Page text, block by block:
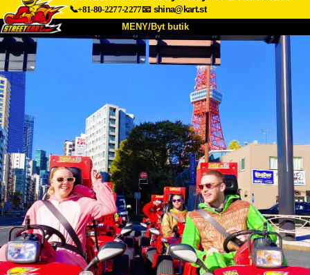
📞+81-80-2277-2277📧 shina@kart.st
MENY/Byt butik
HEM
Boka
Byt butik
Tokyo Shinagawa Tokyo Akihabara#1
Tokyo Akihabara#2 Tokyo Shibuya
Tokyo Shibuya Annex Tokyo Bay
Tokyo Asakusa Osaka
Okinawa